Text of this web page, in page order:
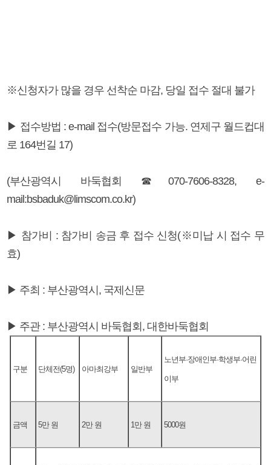
※신청자가 많을 경우 선착순 마감, 당일 접수 절대 불가
▶ 접수방법 : e-mail 접수(방문접수 가능. 연제구 월드컵대
로 164번길 17)
(부산광역시 바둑협회 ☎070-7606-8328, e-
mail:bsbaduk@limscom.co.kr)
▶ 참가비 : 참가비 송금 후 접수 신청(※미납 시 접수 무
효)
▶ 주최 : 부산광역시, 국제신문
▶ 주관 : 부산광역시 바둑협회, 대한바둑협회
구분 단체전(5명) 아마최강부 일반부
노년부·장애인부·학생부·어린
이부
금액 5만 원 2만 원 1만 원 5000원